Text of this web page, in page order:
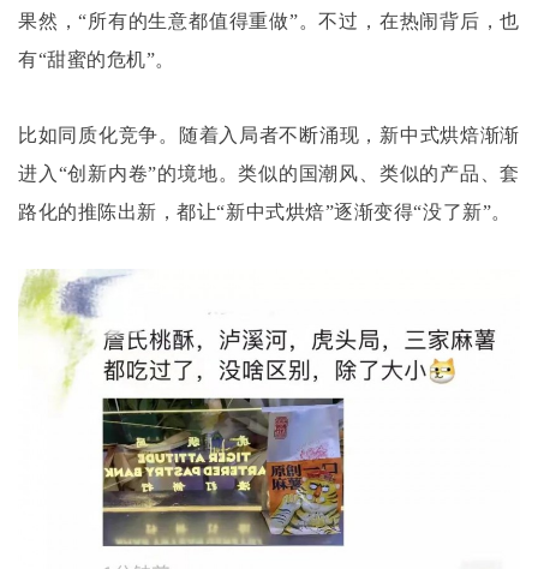
果然，“所有的生意都值得重做”。不过，在热闹背后，也
有“甜蜜的危机”。
比如同质化竞争。随着入局者不断涌现，新中式烘焙渐渐
进入 “创新内卷”的境地。类似的国潮风、类似的产品、套
路化的推陈出新，都让“新中式烘焙”逐渐变得“没了新”。